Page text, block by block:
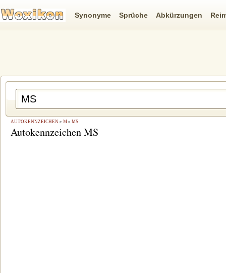
AUTOKENNZEICHEN » M » MS
Autokennzeichen MS
Synonyme Sprüche Abkürzungen